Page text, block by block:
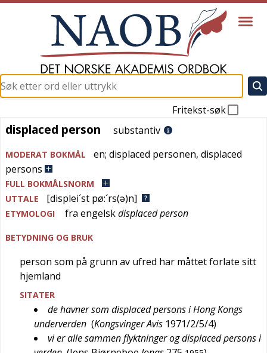
Fritekst-søk
displaced person
displaced person substantiv
MODERAT BOKMÅL en; displaced personen, displaced
persons
FULL BOKMÅLSNORM
UTTALE
[displei´st pø:´rs(ə)n]
ETYMOLOGI fra engelskdisplaced person
BETYDNING OG BRUK
person som på grunn av ufred har måttet forlate sitt
hjemland
SITATER
de havner som displaced persons i Hong Kongs
underverden (Kongsvinger Avis 1971/2/5/4)
vi er alle sammen flyktninger og displaced persons i